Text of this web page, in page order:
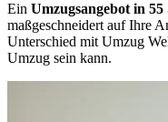
Ein Umzugsangebot in 55
maßgeschneidert auf Ihre
Unterschied mit Umzug
Umzug sein kann.